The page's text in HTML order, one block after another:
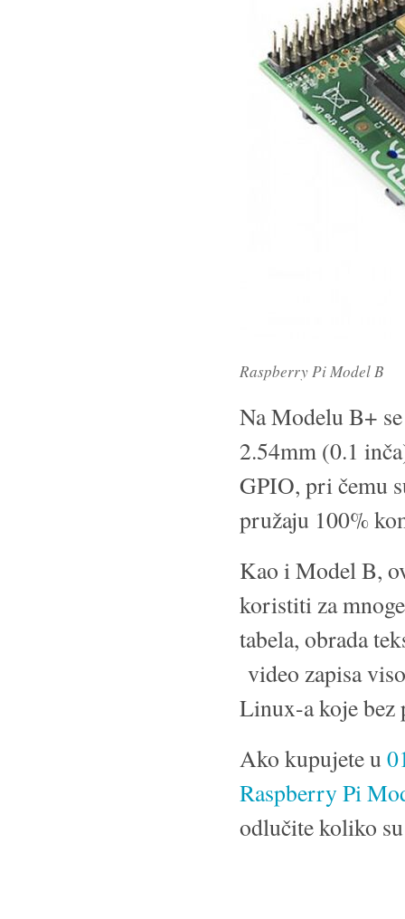
Raspberry Pi Model B
Na Modelu B+
2.54mm (0.1
GPIO, pri čemu
pružaju 100%
Kao i Model B,
koristiti za
tabela, obrada
video zapisa
Linux-a koje bez
Ako kupujete u
Raspberry Pi
odlučite koliko